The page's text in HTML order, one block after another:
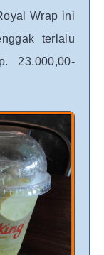
Wrap ini
terlalu
23.000,00-